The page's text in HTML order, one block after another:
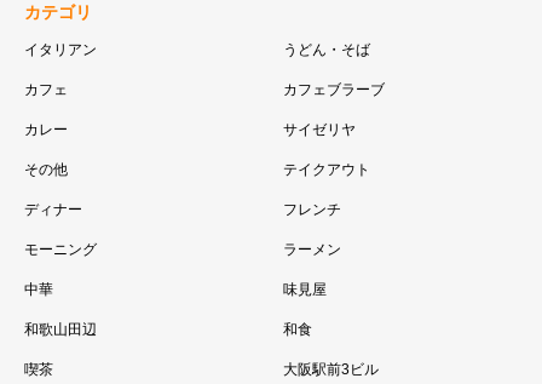
カテゴリ
イタリアン うどん・そば
カフェ カフェブラーブ
カレー サイゼリヤ
その他 テイクアウト
ディナー フレンチ
モーニング ラーメン
中華 味見屋
和歌山田辺 和食
喫茶 大阪駅前3ビル